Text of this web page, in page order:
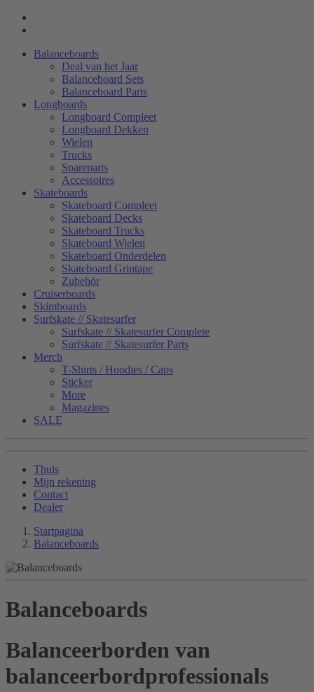
Balanceboards
Deal van het Jaar
Balanceboard Sets
Balanceboard Parts
Longboards
Longboard Compleet
Longboard Dekken
Wielen
Trucks
Spareparts
Accessoires
Skateboards
Skateboard Compleet
Skateboard Decks
Skateboard Trucks
Skateboard Wielen
Skateboard Onderdelen
Skateboard Griptape
Zubehör
Cruiserboards
Skimboards
Surfskate // Skatesurfer
Surfskate // Skatesurfer Complete
Surfskate // Skatesurfer Parts
Merch
T-Shirts / Hoodies / Caps
Sticker
More
Magazines
SALE
Thuis
Mijn rekening
Contact
Dealer
Startpagina
Balanceboards
Balanceboards
Balanceerborden van
balanceerbordprofessionals